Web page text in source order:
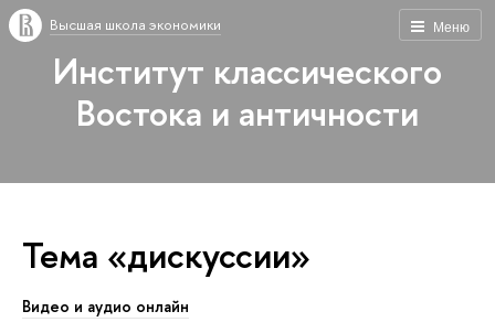
Меню
Высшая школа экономики
Институт классического
Востока и античности
Тема «дискуссии»
Видео и аудио онлайн